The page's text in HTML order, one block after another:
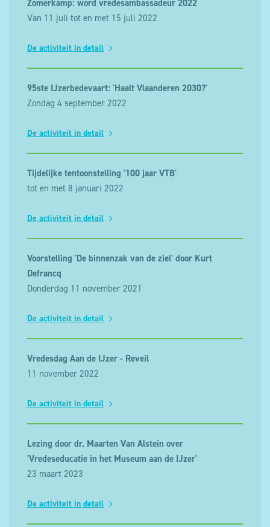
Zomerkamp: word vredesambassadeur 2022
Van 11 juli tot en met 15 juli 2022
De activiteit in detail
95ste IJzerbedevaart: 'Haalt Vlaanderen 2030?'
Zondag 4 september 2022
De activiteit in detail
Tijdelijke tentoonstelling '100 jaar VTB'
tot en met 8 januari 2022
De activiteit in detail
Voorstelling 'De binnenzak van de ziel' door Kurt
Defrancq
Donderdag 11 november 2021
De activiteit in detail
Vredesdag Aan de IJzer - Reveil
11 november 2022
De activiteit in detail
Lezing door dr. Maarten Van Alstein over
'Vredeseducatie in het Museum aan de IJzer'
23 maart 2023
De activiteit in detail